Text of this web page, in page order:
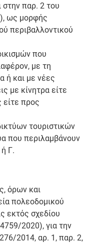
στην παρ. 2 του
ως μορφής
περιβαλλοντικού
που
με τη
ή και με νέες
με κίνητρα είτε
είτε προς
τουριστικών
που περιλαμβάνουν
Γ.
όρων και
πολεοδομικού
εκτός σχεδίου
2020), για την
2014, αρ. 1, παρ. 2,